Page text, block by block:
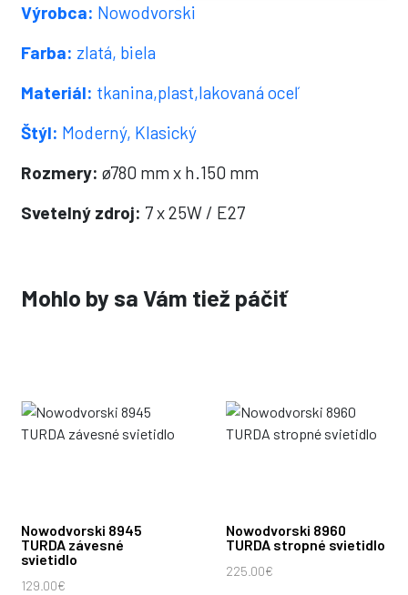
Výrobca: Nowodvorski
Farba: zlatá, biela
Materiál: tkanina,plast,lakovaná oceľ
Štýl: Moderný, Klasický
Rozmery: ø780 mm x h.150 mm
Svetelný zdroj: 7 x 25W / E27
Mohlo by sa Vám tiež páčiť
Nowodvorski 8945
TURDA závesné
svietidlo
129.00€
Nowodvorski 8960
TURDA stropné svietidlo
225.00€